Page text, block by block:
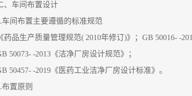
、 车间布置设计
车间布置主要遵循的标准规范
《药品生产质量管理规范( 2010年修订)》 ； GB 50016- -
50073- -2013 《洁净厂房设计规范》
；
50457- -2019 《医药工业洁净厂房设计标准》。
布置原则